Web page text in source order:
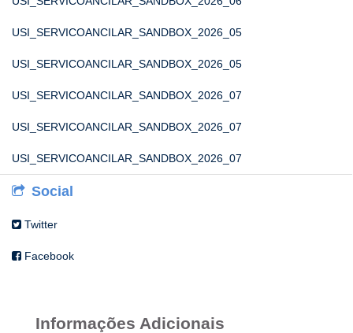
USI_SERVICOANCILAR_SANDBOX_2026_05
USI_SERVICOANCILAR_SANDBOX_2026_05
USI_SERVICOANCILAR_SANDBOX_2026_07
USI_SERVICOANCILAR_SANDBOX_2026_07
USI_SERVICOANCILAR_SANDBOX_2026_07
Social
Twitter
Facebook
Informações Adicionais